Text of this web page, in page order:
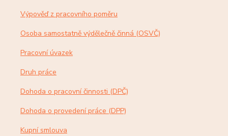
Výpověď z pracovního poměru
Osoba samostatně výdělečně činná (OSVČ)
Pracovní úvazek
Druh práce
Dohoda o pracovní činnosti (DPČ)
Dohoda o provedení práce (DPP)
Kupní smlouva